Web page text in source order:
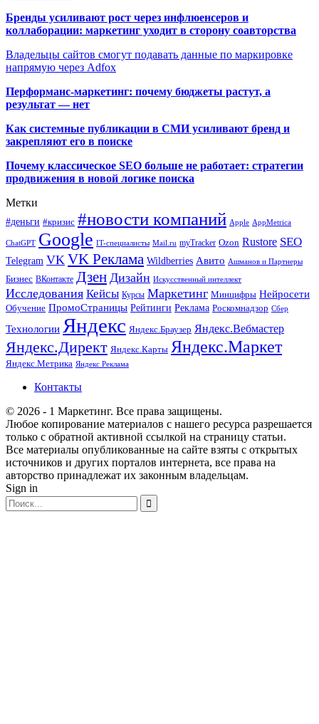
Бренды усиливают рост через инфлюенсеров и
коллаборации: маркетинг уходит в сторону соавторства
Владельцы сайтов смогут подавать данные по маркировке
напрямую через Adfox
Перформанс-маркетинг: почему бюджеты растут, а
результат — нет
Как системные публикации в СМИ усиливают бренд и
закрепляют его в поиске
Почему классическое SEO больше не работает: стратегии
продвижения в новой логике поиска
Метки
#деньги #кризис #новости компаний Apple AppMetrica
ChatGPT Google IT-специалисты Mail.ru myTracker Ozon Rustore SEO
Telegram VK VK Реклама Wildberries Авито Ашманов и Партнеры
Бизнес ВКонтакте Дзен Дизайн Искусственный интеллект
Исследования Кейсы Курсы Маркетинг Минцифры Нейросети
Обучение ПромоСтраницы Рейтинги Реклама Роскомнадзор Сбер
Технологии Яндекс Яндекс.Браузер Яндекс.Вебмастер
Яндекс.Директ Яндекс.Карты Яндекс.Маркет
Яндекс.Метрика Яндекс Реклама
Контакты
© 2026 - 1 Маркетинг. Все права защищены.
Любое копирование материалов с нашего ресурса разрешается
только с обратной активной ссылкой на страницу статьи.
Все материалы опубликованные на сайте взяты с открытых
источников и других порталов интернета, все права на
авторство принадлежат их законным владельцам.
Sign in